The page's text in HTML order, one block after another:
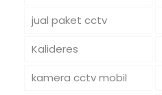
jual paket cctv
Kalideres
kamera cctv mobil